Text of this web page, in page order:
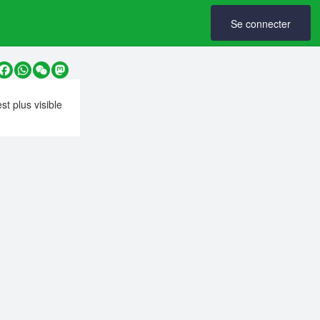
Se connecter
Facebook
WhatsApp
WeChatMastodon
plus visible